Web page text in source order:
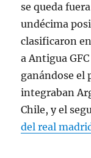
se queda
undécima
clasificaron
a Antigua
ganándose el
integraban
Chile, y el
del real